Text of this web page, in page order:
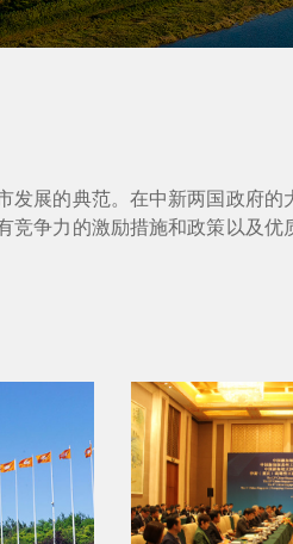
展的典范。在中新两国政府的
竞争力的激励措施和政策以及优